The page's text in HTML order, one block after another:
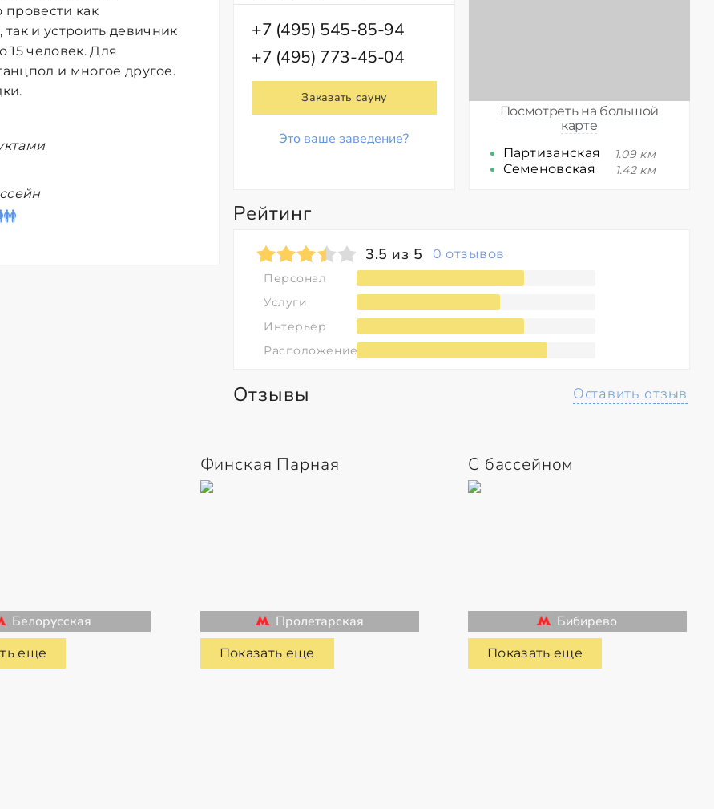
как
и устроить девичник
человек. Для
и многое другое.
+7 (495) 545-85-94
+7 (495) 773-45-04
Заказать сауну
Это ваше заведение?
Посмотреть на большой
карте
Партизанская
1.09 км
Семеновская 1.42 км
Рейтинг
3.5 из 5 0 отзывов
Персонал
Услуги
Интерьер
Расположение
Отзывы Оставить отзыв
Белорусская
еще
Финская Парная
Пролетарская
Показать еще
С бассейном
Бибирево
Показать еще